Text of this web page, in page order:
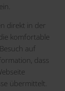
direkt in der
komfortable
auf
dass
übermittelt.